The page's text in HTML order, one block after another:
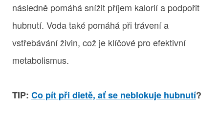
následně pomáhá snížit příjem kalorií a podpořit
hubnutí. Voda také pomáhá při trávení a
vstřebávání živin, což je klíčové pro efektivní
metabolismus.
TIP: Co pít při dietě, ať se neblokuje hubnutí?